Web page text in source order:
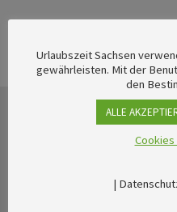
Urlaubszeit Sachsen
gewährleisten. Mit der
den
ALLE
Cookies
|